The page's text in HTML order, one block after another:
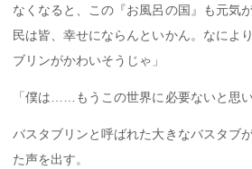
なくなると、この『お風呂の国』も元気
民は皆、幸せにならんといかん。なによ
ブリンがかわいそうじゃ」
「僕は……もうこの世界に必要ないと思
バスタブリンと呼ばれた大きなバスタブ
た声を出す。